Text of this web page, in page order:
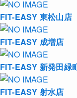
FIT-EASY 東松山店
FIT-EASY 成増店
FIT-EASY 新発田緑
FIT-EASY 射水店